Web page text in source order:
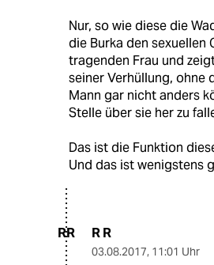
Nur, so wie diese die
die Burka den sexuellen
tragenden Frau und
seiner Verhüllung, ohne
Mann gar nicht anders
Stelle über sie her zu
Das ist die Funktion
Und das ist wenigstens
RR R R
03.08.2017, 11:01 Uhr